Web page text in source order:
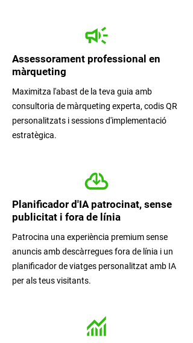
Assessorament professional en
màrqueting
Maximitza l'abast de la teva guia amb
consultoria de màrqueting experta, codis QR
personalitzats i sessions d'implementació
estratègica.
Planificador d'IA patrocinat, sense
publicitat i fora de línia
Patrocina una experiència premium sense
anuncis amb descàrregues fora de línia i un
planificador de viatges personalitzat amb IA
per als teus visitants.